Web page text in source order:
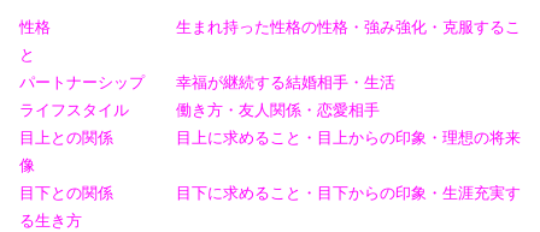
性格 生まれ持った性格の性格・強み強化・克服するこ
と
パートナーシップ 幸福が継続する結婚相手・生活
ライフスタイル 働き方・友人関係・恋愛相手
目上との関係 目上に求めること・目上からの印象・理想の将来
像
目下との関係 目下に求めること・目下からの印象・生涯充実す
る生き方